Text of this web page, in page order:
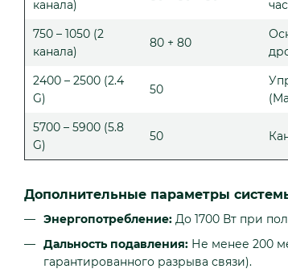
канала)
750 – 1050 (2
канала)
80 + 80
2400 – 2500 (2.4
G)
50
5700 – 5900 (5.8
G)
50
Дополнительные параметры
Энергопотребление: До 1700 Вт при
Дальность подавления: Не менее 200
гарантированного разрыва связи).